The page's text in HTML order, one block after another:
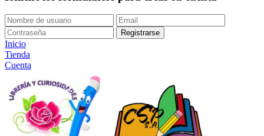
Inicio
Tienda
Cuenta